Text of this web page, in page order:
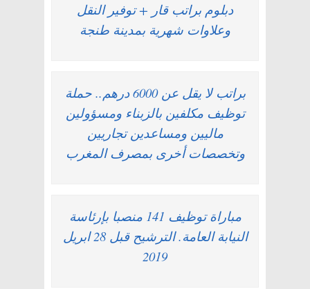
دبلوم براتب قار + توفير النقل
وعلاوات شهرية بمدينة طنجة
براتب لا يقل عن 6000 درهم.. حملة
توظيف مكلفين بالزبناء ومسؤولين
ماليين ومساعدين تجاريين
وتخصصات أخرى بمصرف المغرب
مباراة توظيف 141 منصبا بإرئاسة
النيابة العامة. الترشيح قبل 28 ابريل
2019